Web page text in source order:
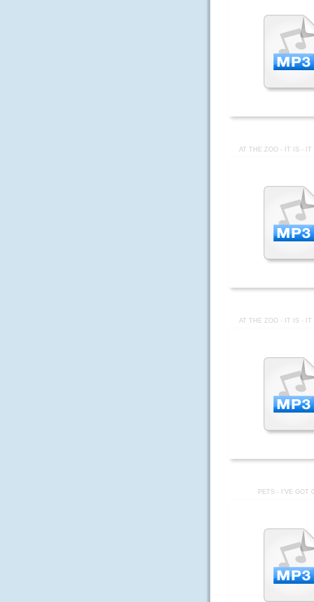
AT THE ZOO - IT IS - IT
AT THE ZOO - IT IS - IT
PETS - I'VE GOT